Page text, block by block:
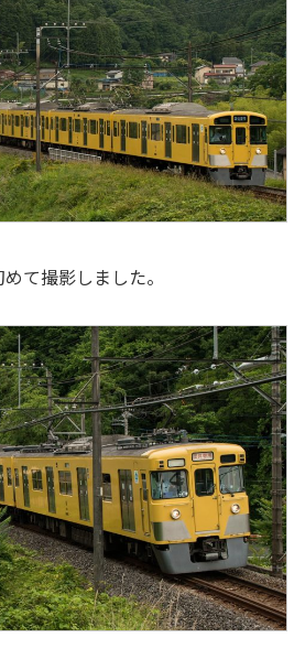
て撮影しました。